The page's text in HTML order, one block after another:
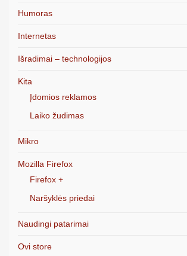
Humoras
Internetas
Išradimai – technologijos
Kita
Įdomios reklamos
Laiko žudimas
Mikro
Mozilla Firefox
Firefox +
Naršyklės priedai
Naudingi patarimai
Ovi store